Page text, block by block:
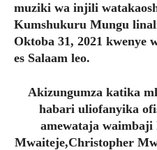
muziki wa injili
Kumshukuru Mungu
Oktoba 31, 2021
es Salaam leo.
Akizungumza katika
habari uliofanyika
amewataja waimbaji
Mwaiteje,Christopher